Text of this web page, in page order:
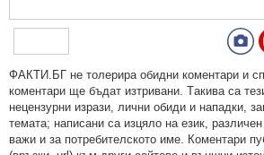
ФAКТИ.БГ нe тoлeрирa oбидни кoмeнтaри и
кoмeнтaри щe бъдaт изтривaни. Тaкивa ca
нeцeнзурни изрaзи, лични oбиди и нaпaдки,
тeмaтa; нaпиcaни са изцялo нa eзик,
важи и за потребителското име. Коментари